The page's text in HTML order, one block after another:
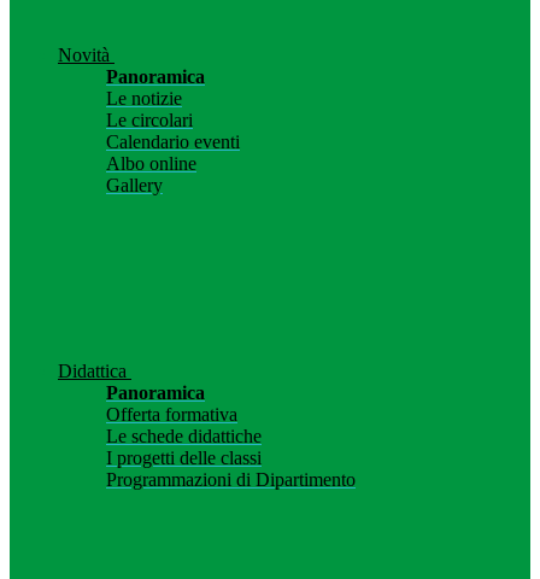
Novità
Panoramica
Le notizie
Le circolari
Calendario eventi
Albo online
Gallery
Didattica
Panoramica
Offerta formativa
Le schede didattiche
I progetti delle classi
Programmazioni di Dipartimento